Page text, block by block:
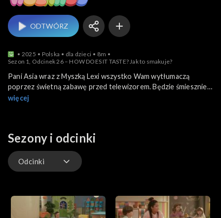
ODTWÓRZ
2025 Polska dla dzieci
8m
Sezon 1, Odcinek 26 – HOW DOES IT TASTE? Jak to smakuje?
Pani Asia wraz z Myszką Lexi wszystko Wam wytłumaczą
poprzez świetną zabawę przed telewizorem. Będzie śmiesznie,
ciekawie i bardzo kolorowo!
więcej
Sezony i odcinki
Odcinki